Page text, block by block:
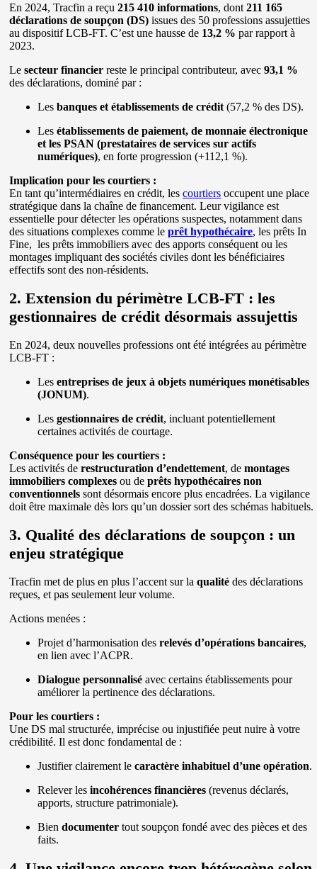
En 2024, Tracfin a reçu215 410 informations, dont211 165
déclarations de soupçon (DS) issues des 50 professions assujetties
au dispositif LCB-FT. C’est une hausse de 13,2 % par rapport à
2023.
Lesecteur financier reste le principal contributeur, avec93,1 %
des déclarations, dominé par :
Lesbanques et établissements de crédit (57,2 % des DS).
Lesétablissements de paiement, de monnaie électronique
et les PSAN (prestataires de services sur actifs
numériques), en forte progression (+112,1 %).
Implication pour les courtiers :
En tant qu’intermédiaires en crédit, lescourtiers occupent une place
stratégique dans la chaîne de financement. Leur vigilance est
essentielle pour détecter les opérations suspectes, notamment dans
des situations complexes comme leprêt hypothécaire, les prêts In
Fine, les prêts immobiliers avec des apports conséquent ou les
montages impliquant des sociétés civiles dont les bénéficiaires
effectifs sont des non-résidents.
2. Extension du périmètre LCB-FT : les
gestionnaires de crédit désormais assujettis
En 2024, deux nouvelles professions ont été intégrées au périmètre
LCB-FT :
Lesentreprises de jeux à objets numériques monétisables
(JONUM).
Lesgestionnaires de crédit, incluant potentiellement
certaines activités de courtage.
Conséquence pour les courtiers :
Les activités derestructuration d’endettement, demontages
immobiliers complexes ou deprêts hypothécaires non
conventionnels sont désormais encore plus encadrées. La vigilance
doit être maximale dès lors qu’un dossier sort des schémas habituels.
3. Qualité des déclarations de soupçon : un
enjeu stratégique
Tracfin met de plus en plus l’accent sur laqualité des déclarations
reçues, et pas seulement leur volume.
Actions menées :
Projet d’harmonisation desrelevés d’opérations bancaires,
en lien avec l’ACPR.
Dialogue personnalisé avec certains établissements pour
améliorer la pertinence des déclarations.
Pour les courtiers :
Une DS mal structurée, imprécise ou injustifiée peut nuire à votre
crédibilité. Il est donc fondamental de :
Justifier clairement lecaractère inhabituel d’une opération.
Relever lesincohérences financières (revenus déclarés,
apports, structure patrimoniale).
Biendocumenter tout soupçon fondé avec des pièces et des
faits.